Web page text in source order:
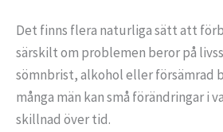
Det finns flera naturliga sätt att
särskilt om problemen beror på
sömnbrist, alkohol eller försämrad
många män kan små förändringar i
skillnad över tid.